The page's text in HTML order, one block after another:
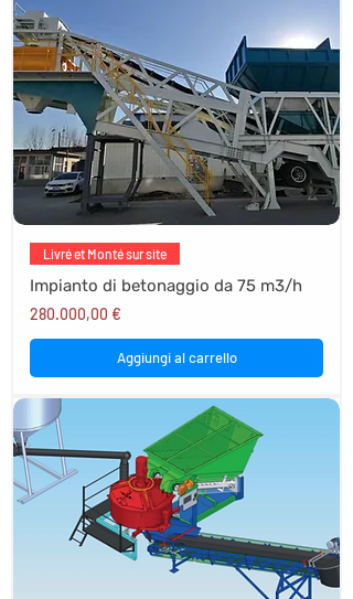
Livré et Monté sur site
Impianto di betonaggio da 75 m3/h
Prezzo
280.000,00 €
Aggiungi al carrello